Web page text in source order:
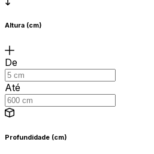
Altura (cm)
De
Até
Profundidade (cm)